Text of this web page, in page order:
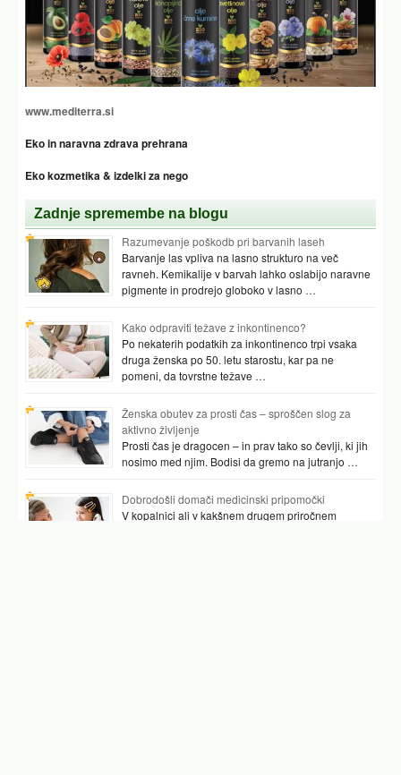
www.mediterra.si
Eko in naravna zdrava prehrana
Eko kozmetika & izdelki za nego
Zadnje spremembe na blogu
Razumevanje poškodb pri barvanih laseh
Barvanje las vpliva na lasno strukturo na več
ravneh. Kemikalije v barvah lahko oslabijo naravne
pigmente in prodrejo globoko v lasno …
Kako odpraviti težave z inkontinenco?
Po nekaterih podatkih za inkontinenco trpi vsaka
druga ženska po 50. letu starostu, kar pa ne
pomeni, da tovrstne težave …
Ženska obutev za prosti čas – sproščen slog za
aktivno življenje
Prosti čas je dragocen – in prav tako so čevlji, ki jih
nosimo med njim. Bodisi da gremo na jutranjo …
Dobrodošli domači medicinski pripomočki
V kopalnici ali v kakšnem drugem priročnem